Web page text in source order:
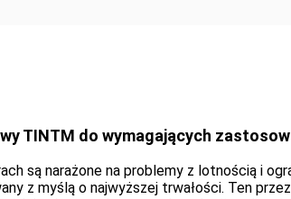
TINTM do wymagających
są narażone na problemy z lotnością i
z myślą o najwyższej trwałości. Ten